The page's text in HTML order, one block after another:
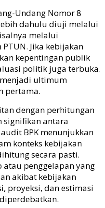
Undang Nomor 8
dahulu diuji melalui
melalui
Jika kebijakan
kepentingan publik
politik juga terbuka.
ultimum
pertama.
dengan perhitungan
signifikan antara
BPK menunjukkan
konteks kebijakan
secara pasti.
atau penggelapan yang
akibat kebijakan
proyeksi, dan estimasi